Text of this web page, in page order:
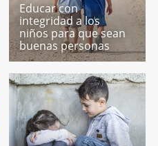
Educar con
integridad a los
niños para que sean
buenas personas